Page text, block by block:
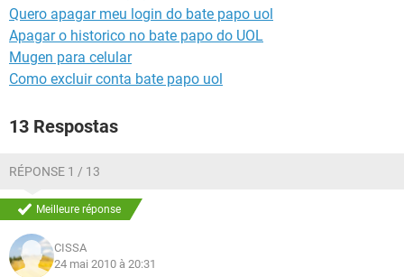
Quero apagar meu login do bate papo uol
Apagar o historico no bate papo do UOL
Mugen para celular
Como excluir conta bate papo uol
13 Respostas
RÉPONSE 1 / 13
Meilleure réponse
CISSA
24 mai 2010 à 20:31